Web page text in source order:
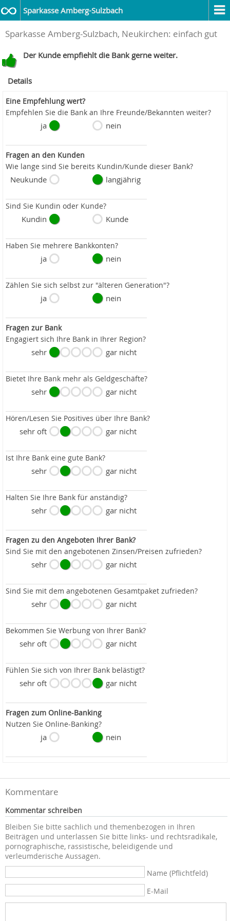
Sparkasse Amberg-Sulzbach
Sparkasse Amberg-Sulzbach, Neukirchen: einfach gut
Der Kunde empfiehlt die Bank gerne weiter.
Details
Eine Empfehlung wert?
Empfehlen Sie die Bank an Ihre Freunde/Bekannten weiter?
ja nein
Fragen an den Kunden
Wie lange sind Sie bereits Kundin/Kunde dieser Bank?
Neukunde langjährig
Sind Sie Kundin oder Kunde?
Kundin Kunde
Haben Sie mehrere Bankkonten?
ja nein
Zählen Sie sich selbst zur "älteren Generation"?
ja nein
Fragen zur Bank
Engagiert sich Ihre Bank in Ihrer Region?
sehr gar nicht
Bietet Ihre Bank mehr als Geldgeschäfte?
sehr gar nicht
Hören/Lesen Sie Positives über Ihre Bank?
sehr oft gar nicht
Ist Ihre Bank eine gute Bank?
sehr gar nicht
Halten Sie Ihre Bank für anständig?
sehr gar nicht
Fragen zu den Angeboten Ihrer Bank?
Sind Sie mit den angebotenen Zinsen/Preisen zufrieden?
sehr gar nicht
Sind Sie mit dem angebotenen Gesamtpaket zufrieden?
sehr gar nicht
Bekommen Sie Werbung von Ihrer Bank?
sehr oft gar nicht
Fühlen Sie sich von Ihrer Bank belästigt?
sehr oft gar nicht
Fragen zum Online-Banking
Nutzen Sie Online-Banking?
ja nein
Kommentare
Kommentar schreiben
Bleiben Sie bitte sachlich und themenbezogen in Ihren
Beiträgen und unterlassen Sie bitte links- und rechtsradikale,
pornographische, rassistische, beleidigende und
verleumderische Aussagen.
Name (Pflichtfeld)
E-Mail